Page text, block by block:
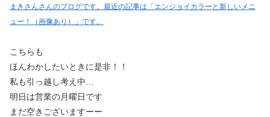
まきさんさんのブログです。最近の記事は「エンジョイカラーと新しいメニ
ュー！（画像あり）」です。
こちらも
ほんわかしたいときに是非！！
私も引っ越し考え中…
明日は営業の月曜日です
まだ空きございますーー